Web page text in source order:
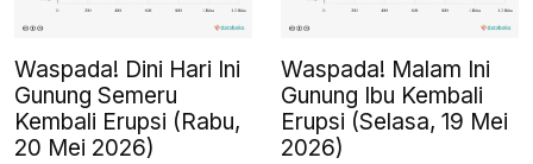
Waspada! Dini Hari Ini
Gunung Semeru
Kembali Erupsi (Rabu,
20 Mei 2026)
Waspada! Malam Ini
Gunung Ibu Kembali
Erupsi (Selasa, 19 Mei
2026)